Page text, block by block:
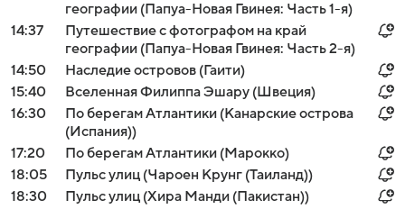
географии (Папуа-Новая Гвинея: Часть 1-я)
14:37
Путешествие с фотографом на край
географии (Папуа-Новая Гвинея: Часть 2-я)
14:50
Наследие островов (Гаити)
15:40
Вселенная Филиппа Эшару (Швеция)
16:30
По берегам Атлантики (Канарские острова
(Испания))
17:20
По берегам Атлантики (Марокко)
18:05
Пульс улиц (Чароен Крунг (Таиланд))
18:30
Пульс улиц (Хира Манди (Пакистан))